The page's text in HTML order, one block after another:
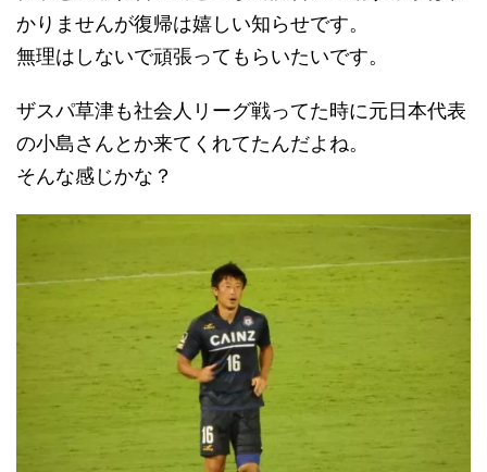
かりませんが復帰は嬉しい知らせです。
無理はしないで頑張ってもらいたいです。
ザスパ草津も社会人リーグ戦ってた時に元日本代表
の小島さんとか来てくれてたんだよね。
そんな感じかな？